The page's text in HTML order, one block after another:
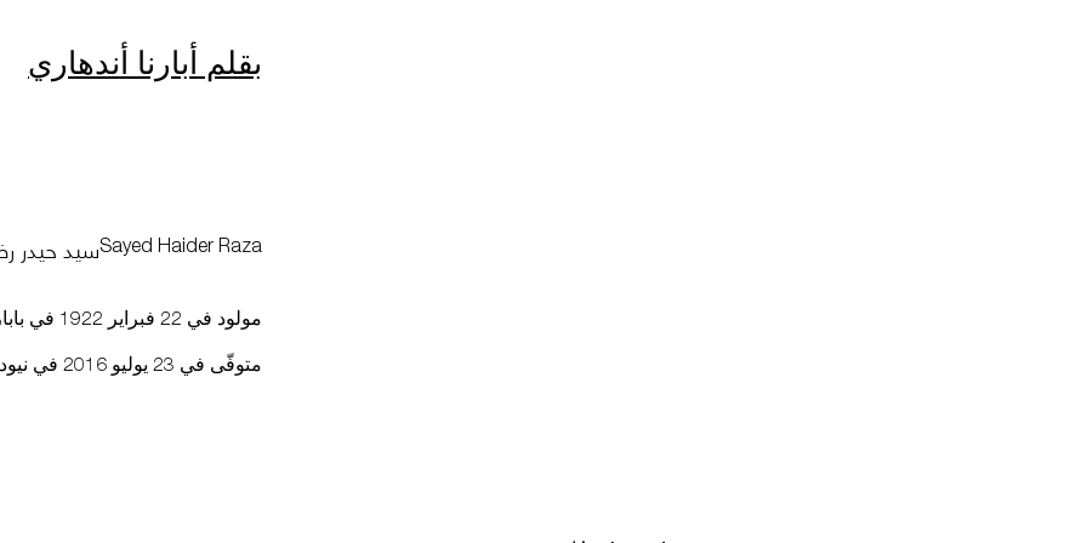
بقلم أبارنا أندهاري
Sayed Haider Razaسيد حيدر
مولود في 22 فبراير 1922 في باباريا في المقاطعات الوسطى للهند البريطانية (حالياً مادهيا برديش، الهند)
متوفّى في 23 يوليو 2016 في نيودلهي، الهند